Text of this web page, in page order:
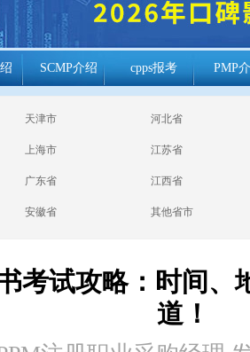
SCMP介绍 cpps报考 PMP
天津市 河北省
上海市 江苏省
广东省 江西省
安徽省 其他省市
考试攻略：时间、
道！